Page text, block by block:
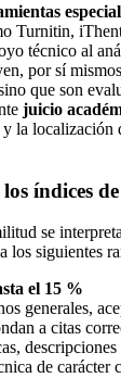
Turnitin,
técnico al
por sí
que son
juicio
la localización
índices
se
los siguientes
el 15 %
generales,
a citas
de carácter